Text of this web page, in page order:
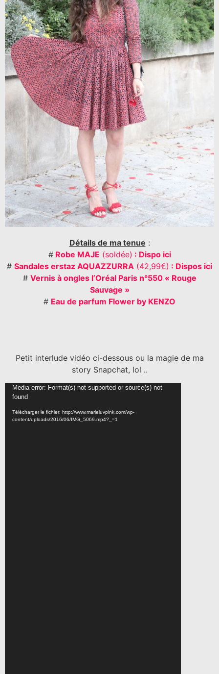
Détails de ma tenue :
#Robe MAJE (soldée) : Dispo ici
# Sandales erstaz AQUAZZURRA (42,99€) : Dispos ici
# Vernis à ongles l’Oréal Paris n°550 « Rouge
Sauvage »
# Eau de parfum Flower by KENZO
Petit interlude vidéo ci-dessous ou la magie de ma
story Snapchat, lol ..
Lecteur
Media error: Format(s) not supported or source(s) not
found
Télécharger le fichier: http://www.marieluvpink.com/wp-
content/uploads/2016/06/IMG_5069.mp4?_=1